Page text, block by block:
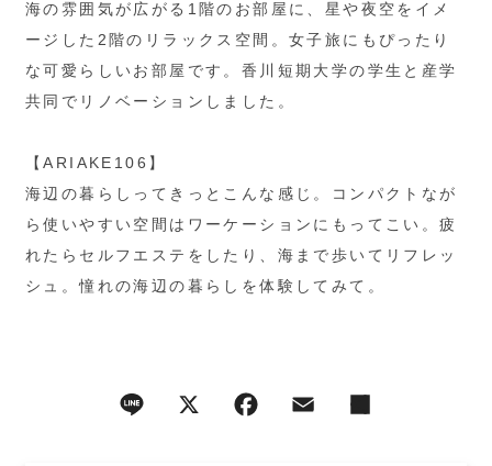
海の雰囲気が広がる1階のお部屋に、星や夜空をイメ
ージした2階のリラックス空間。女子旅にもぴったり
な可愛らしいお部屋です。香川短期大学の学生と産学
共同でリノベーションしました。
【ARIAKE106】
海辺の暮らしってきっとこんな感じ。コンパクトなが
ら使いやすい空間はワーケーションにもってこい。疲
れたらセルフエステをしたり、海まで歩いてリフレッ
シュ。憧れの海辺の暮らしを体験してみて。